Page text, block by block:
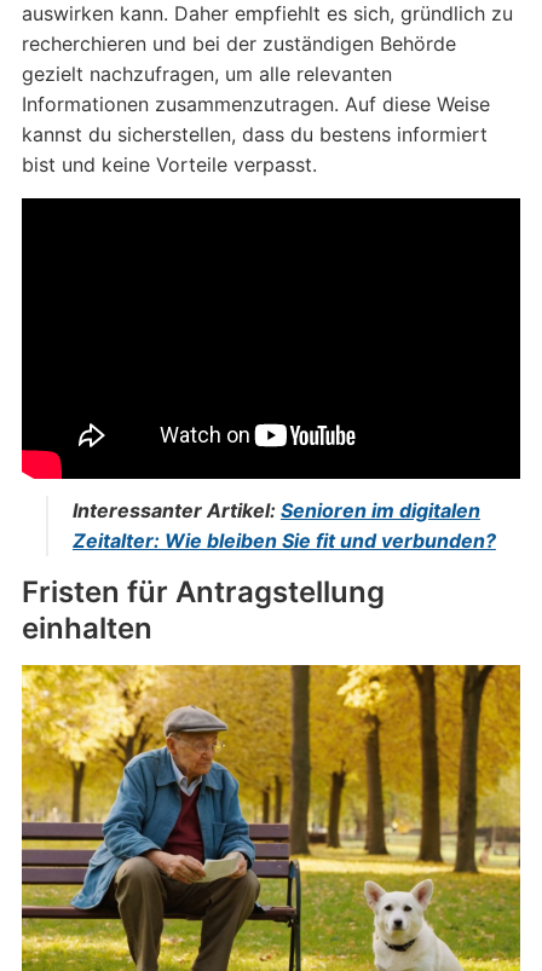
auswirken kann. Daher empfiehlt es sich, gründlich zu
recherchieren und bei der zuständigen Behörde
gezielt nachzufragen, um alle relevanten
Informationen zusammenzutragen. Auf diese Weise
kannst du sicherstellen, dass du bestens informiert
bist und keine Vorteile verpasst.
Interessanter Artikel: Senioren im digitalen
Zeitalter: Wie bleiben Sie fit und verbunden?
Fristen für Antragstellung
einhalten